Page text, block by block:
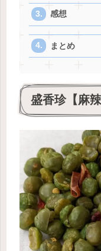
感想
まとめ
盛香珍【麻